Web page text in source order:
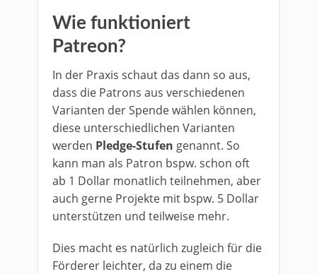
Wie funktioniert
Patreon?
In der Praxis schaut das dann so aus,
dass die Patrons aus verschiedenen
Varianten der Spende wählen können,
diese unterschiedlichen Varianten
werden Pledge-Stufen genannt. So
kann man als Patron bspw. schon oft
ab 1 Dollar monatlich teilnehmen, aber
auch gerne Projekte mit bspw. 5 Dollar
unterstützen und teilweise mehr.
Dies macht es natürlich zugleich für die
Förderer leichter, da zu einem die